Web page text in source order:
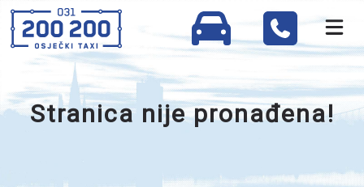
Stranica nije pronađena!